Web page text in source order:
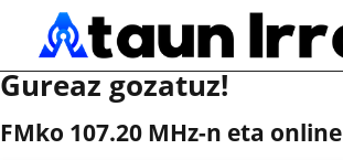
Gureaz gozatuz!
FMko 107.20 MHz-n eta online